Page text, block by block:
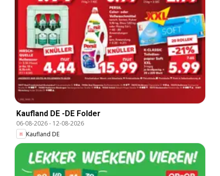
Kaufland DE -DE Folder
06-08-2026- 12-08-2026
Kaufland DE